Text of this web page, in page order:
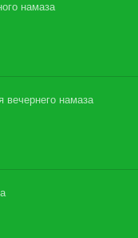
намаза
вечернего намаза